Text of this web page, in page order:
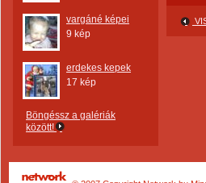
vargáné képei
9 kép
erdekes kepek
17 kép
Böngéssz a galériák
között!